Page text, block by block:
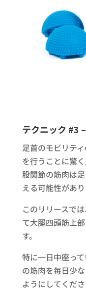
テクニック #3
足首のモビリテ
を行うことに驚
股関節の筋肉は
える可能性があり
このリリースで
て大腿四頭筋上
す。
特に一日中座っ
の筋肉を毎日少
ようにしてくださ